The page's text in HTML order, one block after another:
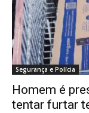
Segurança e Polícia
Homem é
tentar furtar